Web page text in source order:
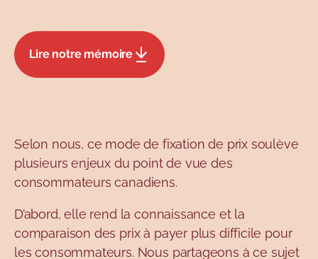
Lire notre mémoire
Selon nous, ce mode de fixation de prix soulève
plusieurs enjeux du point de vue des
consommateurs canadiens.
D’abord, elle rend la connaissance et la
comparaison des prix à payer plus difficile pour
les consommateurs. Nous partageons à ce sujet